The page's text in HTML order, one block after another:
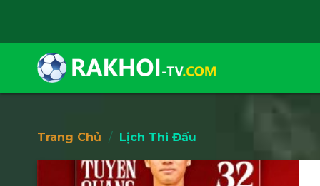
content
Trang Chủ / Lịch Thi Đấu